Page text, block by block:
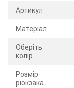
Артикул
Матеріал
Оберіть
колір
Розмір
рюкзака